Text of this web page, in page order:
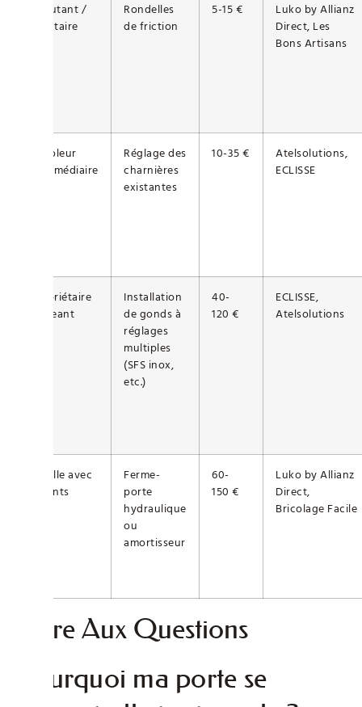
Débutant /
Locataire
Rondelles
de friction
5-15 €
Luko by Allianz
Direct, Les
Bons Artisans
Bricoleur
intermédiaire
Réglage des
charnières
existantes
10-35 €
Atelsolutions,
ECLISSE
Propriétaire
exigeant
Installation
de gonds à
réglages
multiples
(SFS inox,
etc.)
40-
120 €
ECLISSE,
Atelsolutions
Famille avec
enfants
Ferme-
porte
hydraulique
ou
amortisseur
60-
150 €
Luko by Allianz
Direct,
Bricolage Facile
Foire Aux Questions
Pourquoi ma porte se